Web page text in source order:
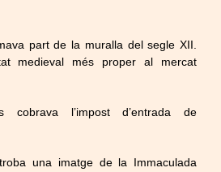
part de la muralla del segle XII.
medieval més proper al mercat
l’impost d’entrada de
una imatge de la Immaculada